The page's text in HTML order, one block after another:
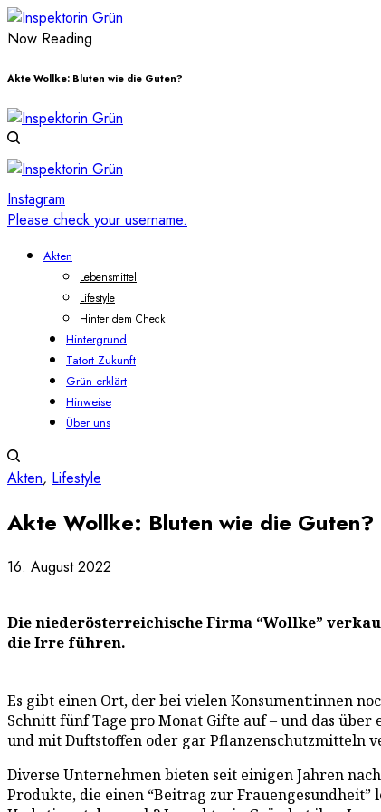
Now Reading
Akte Wollke: Bluten wie die Guten?
Instagram
Please check your username.
Akten
Lebensmittel
Lifestyle
Hinter dem Check
Hintergrund
Tatort Zukunft
Grün erklärt
Hinweise
Über uns
Akten, Lifestyle
Akte Wollke: Bluten wie die Guten?
16. August 2022
Die niederösterreichische Firma “Wollke”
die Irre führen.
Es gibt einen Ort, der bei vielen Konsument:innen
Schnitt fünf Tage pro Monat Gifte auf – und das
und mit Duftstoffen oder gar Pflanzenschutzmitteln
Diverse Unternehmen bieten seit einigen Jahren
Produkte, die einen “Beitrag zur